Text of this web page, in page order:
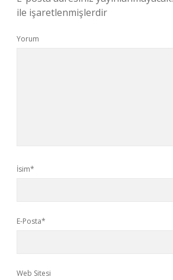
ile işaretlenmişlerdir
Yorum
İsim*
E-Posta*
Web Sitesi